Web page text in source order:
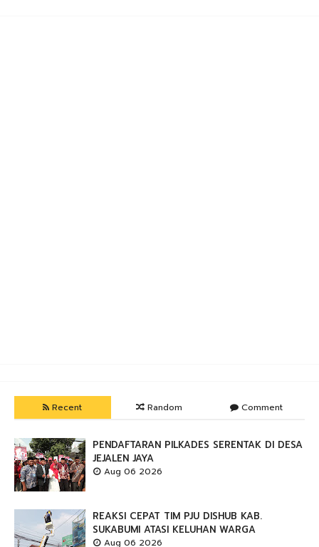
Recent Random Comment
PENDAFTARAN PILKADES SERENTAK DI DESA
JEJALEN JAYA
Aug 06 2026
REAKSI CEPAT TIM PJU DISHUB KAB.
SUKABUMI ATASI KELUHAN WARGA
Aug 06 2026